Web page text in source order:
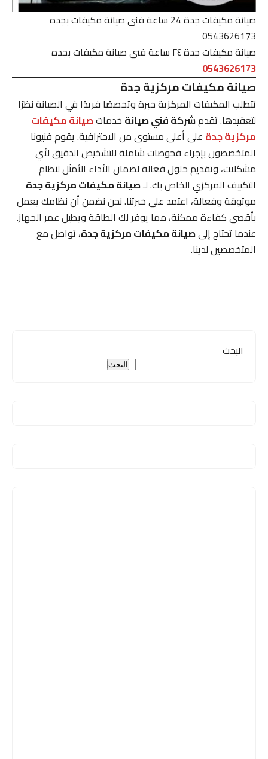
صيانة مكيفات جدة 24 ساعة فنى صيانة مكيفات بجده
0543626173
صيانة مكيفات جدة ٢٤ ساعة فنى صيانة مكيفات بجده
0543626173
صيانة مكيفات مركزية جدة
تتطلب المكيفات المركزية خبرة وتخصصًا فريدًا في الصيانة نظرًا
لتعقيدها. تقدمشركة فني صيانة خدماتصيانة مكيفات
مركزية جدة على أعلى مستوى من الاحترافية. يقوم فنيونا
المتخصصون بإجراء فحوصات شاملة للتشخيص الدقيق لأي
مشكلات، وتقديم حلول فعالة لضمان الأداء الأمثل لنظام
التكييف المركزي الخاص بك. لـصيانة مكيفات مركزية جدة
موثوقة وفعالة، اعتمد على خبرتنا. نحن نضمن أن نظامك يعمل
بأقصى كفاءة ممكنة، مما يوفر لك الطاقة ويطيل عمر الجهاز.
عندما تحتاج إلىصيانة مكيفات مركزية جدة، تواصل مع
المتخصصين لدينا.
البحث
البحث